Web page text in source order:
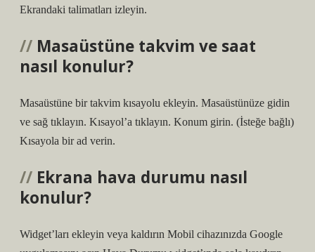
Ekrandaki talimatları izleyin.
Masaüstüne takvim ve saat
nasıl konulur?
Masaüstüne bir takvim kısayolu ekleyin. Masaüstünüze gidin
ve sağ tıklayın. Kısayol’a tıklayın. Konum girin. (İsteğe bağlı)
Kısayola bir ad verin.
Ekrana hava durumu nasıl
konulur?
Widget’ları ekleyin veya kaldırın Mobil cihazınızda Google